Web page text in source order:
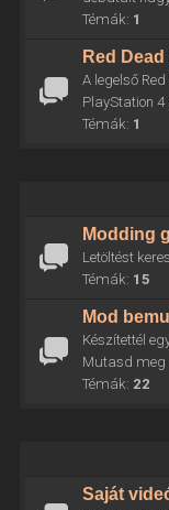
Témák: 1
Red
A legelső
PlayStation 4
Témák: 1
Modding
Letöltést
Témák: 15
Mod
Készítettél
Mutasd meg
Témák: 22
Saját